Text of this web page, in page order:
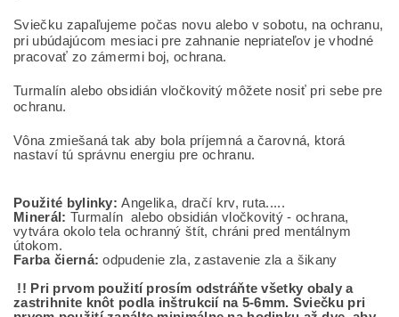
Sviečku zapaľujeme počas novu alebo v sobotu, na ochranu,
pri ubúdajúcom mesiaci pre zahnanie nepriateľov je vhodné
pracovať zo zámermi boj, ochrana.
Turmalín alebo obsidián vločkovitý môžete nosiť pri sebe pre
ochranu.
Vôna zmiešaná tak aby bola príjemná a čarovná, ktorá
nastaví tú správnu energiu pre ochranu.
Použité bylinky: Angelika, dračí krv, ruta.....
Minerál: Turmalín alebo obsidián vločkovitý - ochrana,
vytvára okolo tela ochranný štít, chráni pred mentálnym
útokom.
Farba čierná: odpudenie zla, zastavenie zla a šikany
!! Pri prvom použití prosím odstráňte všetky obaly a
zastrihnite knôt podla inštrukcií na 5-6mm. Sviečku pri